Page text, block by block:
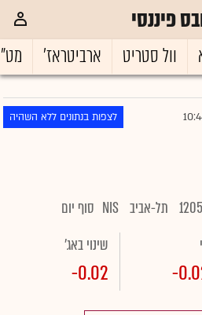
פיננסי
וול סטריט ארביטראז'
לצפות בנתונים ללא השהיה
תל-אביב NIS סוף יום
-
שינוי באג'
-0.02